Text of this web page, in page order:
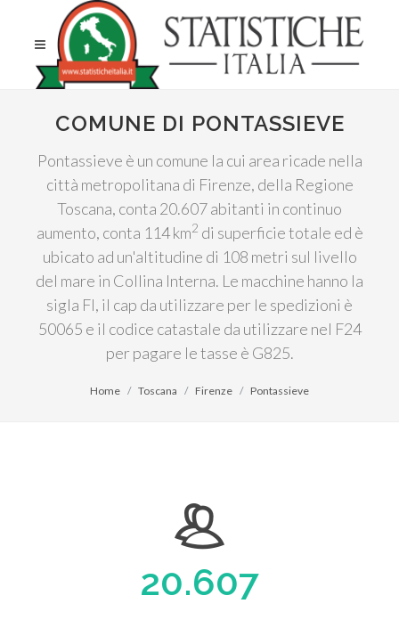
COMUNE DI PONTASSIEVE
Pontassieve è un comune la cui area ricade nella
città metropolitana di Firenze, della Regione
Toscana, conta 20.607 abitanti in continuo
aumento, conta 114 km2 di superficie totale ed è
ubicato ad un'altitudine di 108 metri sul livello
del mare in Collina Interna. Le macchine hanno la
sigla FI, il cap da utilizzare per le spedizioni è
50065 e il codice catastale da utilizzare nel F24
per pagare le tasse è G825.
Home Toscana Firenze Pontassieve
20.607